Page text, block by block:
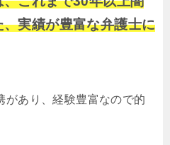
実績が豊富な弁護士に
があり、経験豊富なので的